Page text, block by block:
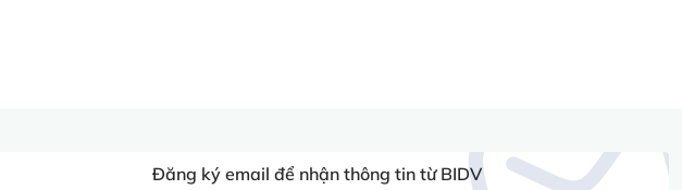
Đăng ký email để nhận thông tin từ BIDV